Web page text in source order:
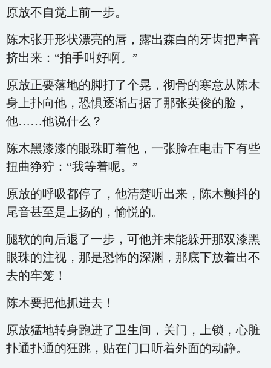
原放不自觉上前一步。
陈木张开形状漂亮的唇，露出森白的牙齿把声音
挤出来：“拍手叫好啊。”
原放正要落地的脚打了个晃，彻骨的寒意从陈木
身上扑向他，恐惧逐渐占据了那张英俊的脸，
他……他说什么？
陈木黑漆漆的眼珠盯着他，一张脸在电击下有些
扭曲狰狞：“我等着呢。”
原放的呼吸都停了，他清楚听出来，陈木颤抖的
尾音甚至是上扬的，愉悦的。
腿软的向后退了一步，可他并未能躲开那双漆黑
眼珠的注视，那是恐怖的深渊，那底下放着出不
去的牢笼！
陈木要把他抓进去！
原放猛地转身跑进了卫生间，关门，上锁，心脏
扑通扑通的狂跳，贴在门口听着外面的动静。